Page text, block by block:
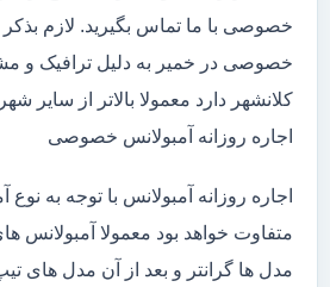
خصوصی با ما تماس بگیرید. لازم
خصوصی در خمیر به دلیل ترافیک و
کلانشهر دارد معمولا بالاتر از سایر
اجاره روزانه آمبولانس خصوصی
اجاره روزانه آمبولانس با توجه به